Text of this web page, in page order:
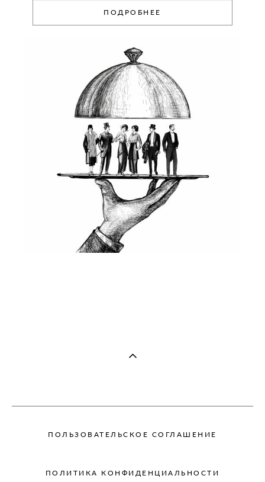
ПОДРОБНЕЕ
ПОЛЬЗОВАТЕЛЬСКОЕ СОГЛАШЕНИЕ
ПОЛИТИКА КОНФИДЕНЦИАЛЬНОСТИ